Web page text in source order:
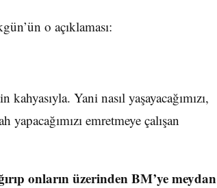
o açıklaması:
Yani nasıl yaşayacağımızı,
yapacağımızı emretmeye çalışan
onların üzerinden BM’ye meydan